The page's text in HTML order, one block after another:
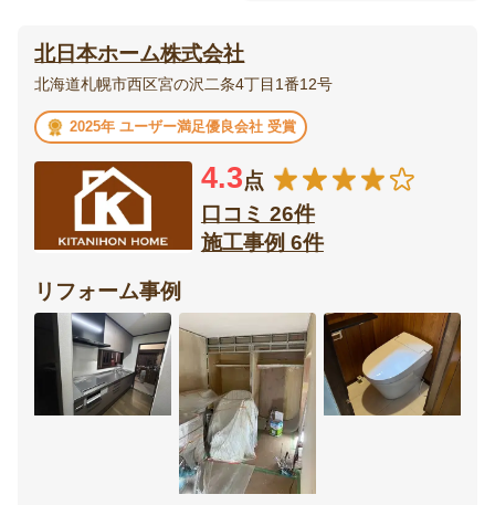
エクステリア・
外構
ベランダ・
バルコニー
テラス・
サンルーム
ガレージ
門扉 オーニング
北日本ホーム株式会社
北海道札幌市西区宮の沢二条4丁目1番12号
2025年 ユーザー満足優良会社 受賞
4.3点
口コミ 26件
施工事例 6件
リフォーム事例